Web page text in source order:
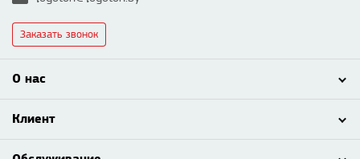
Заказать звонок
О нас
Клиент